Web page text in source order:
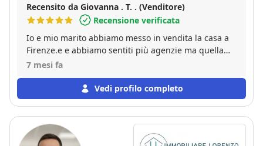
Recensito da Giovanna . T. . (Venditore)
Recensione verificata
Io e mio marito abbiamo messo in vendita la casa a
Firenze.e e abbiamo sentiti più agenzie ma quella
che ci ha dato fiducia chiarimenti disponibilità e
conosciuto Ciro Legnante una persona molto
disponibile che ti dà veramente sicurezza
hanno seguito nel miglio modo e abbiamo venduto
casa in pochissimo tempo , ci hanno pure aiutato ad
7 mesi fa
Vedi profilo completo